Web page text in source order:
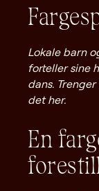
Lokale barn
forteller sine
dans.
det her.
En